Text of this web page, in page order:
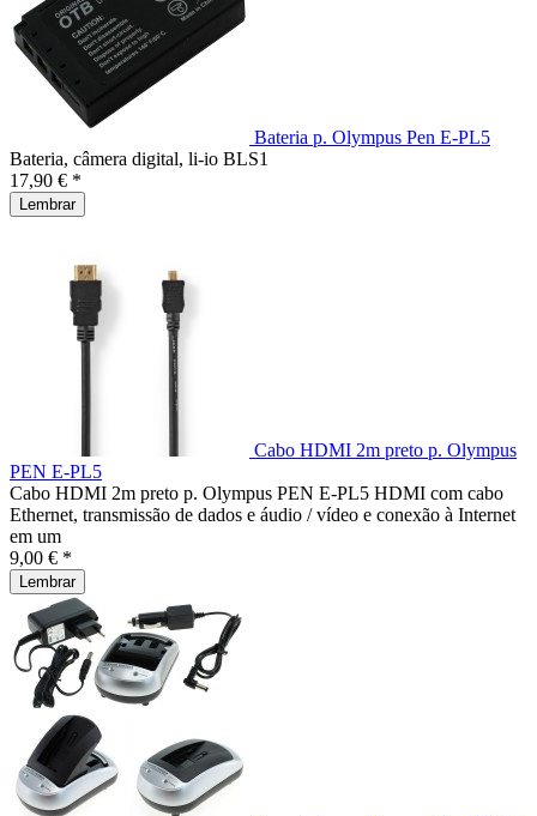
Bateria p. Olympus Pen E-PL5
Bateria, câmera digital, li-io BLS1
17,90 € *
Lembrar
Cabo HDMI 2m preto p. Olympus
PEN E-PL5
Cabo HDMI 2m preto p. Olympus PEN E-PL5 HDMI com cabo
Ethernet, transmissão de dados e áudio / vídeo e conexão à Internet
em um
9,00 € *
Lembrar